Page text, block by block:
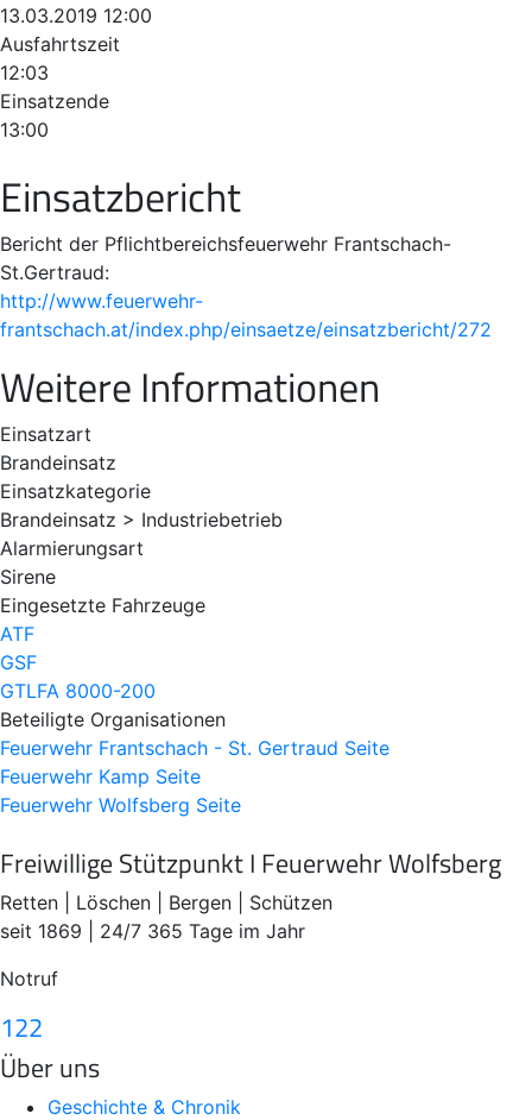
13.03.2019 12:00
Ausfahrtszeit
12:03
Einsatzende
13:00
Einsatzbericht
Bericht der Pflichtbereichsfeuerwehr Frantschach-
St.Gertraud:
http://www.feuerwehr-
frantschach.at/index.php/einsaetze/einsatzbericht/272
Weitere Informationen
Einsatzart
Brandeinsatz
Einsatzkategorie
Brandeinsatz > Industriebetrieb
Alarmierungsart
Sirene
Eingesetzte Fahrzeuge
ATF
GSF
GTLFA 8000-200
Beteiligte Organisationen
Feuerwehr Frantschach - St. Gertraud Seite
Feuerwehr Kamp Seite
Feuerwehr Wolfsberg Seite
Freiwillige Stützpunkt I Feuerwehr Wolfsberg
Retten | Löschen | Bergen | Schützen
seit 1869 | 24/7 365 Tage im Jahr
Notruf
122
Über uns
Geschichte & Chronik